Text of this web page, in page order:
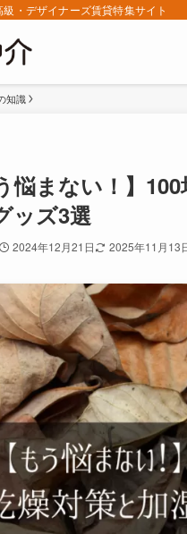
・デザイナーズ賃貸特集サイト
知識
悩まない！】
ッズ3選
2024年12月21日 2025年11月13